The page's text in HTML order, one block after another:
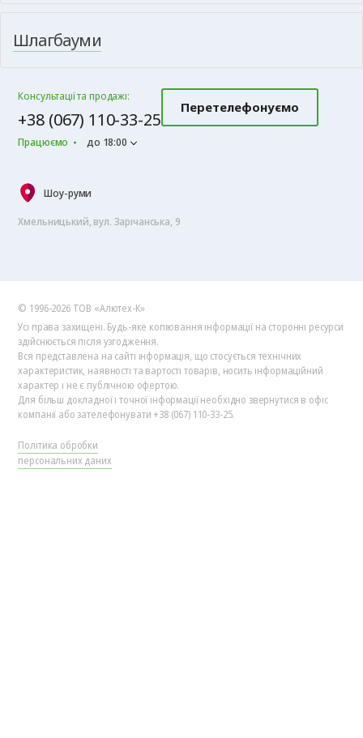
Шлагбауми
Консультації та продажі:
+38 (067) 110-33-25
Працюємо до 18:00
Перетелефонуємо
Шоу-руми
Хмельницький, вул. Зарічанська, 9
© 1996-2026 ТОВ «Алютех‑К»
Усі права захищені. Будь-яке копіювання інформації на сторонні ресурси
здійснюється після узгодження.
Вся представлена на сайті інформація, що стосується технічних
характеристик, наявності та вартості товарів, носить інформаційний
характер і не є публічною офертою.
Для більш докладної і точної інформації необхідно звернутися в офіс
компанії або зателефонувати +38 (067) 110-33-25.
Політика обробки
персональних даних